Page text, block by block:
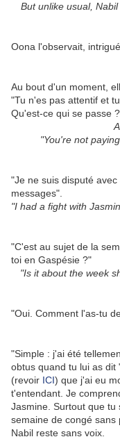
But unlike usual,
Oona l'observait,
Au bout d'un moment,
"Tu n'es pas attentif et
Qu'est-ce qui se passe
"You're not
"Je ne suis disputé
messages".
"I had a fight with
"C'est au sujet de la
toi en Gaspésie ?"
"Is it about the week
"Oui. Comment l'as-tu
"Simple : j'ai été
obtus quand tu lui as
(revoir ICI) que j'ai eu
t'entendant. Je
Jasmine. Surtout que
semaine de congé sans
Nabil reste sans voix.